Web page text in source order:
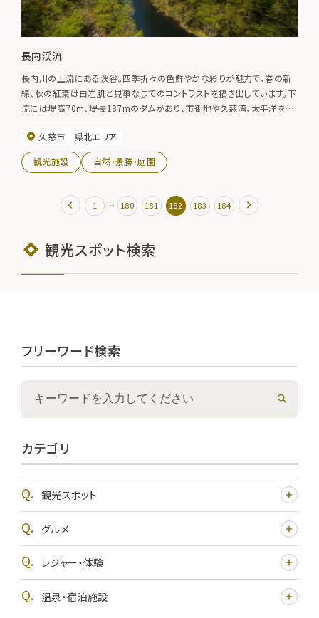
長内渓流
長内川の上流にある渓谷。四季折々の色鮮やかな彩りが魅力で、春の新
緑、秋の紅葉は白岩肌と見事なまでのコントラストを描き出しています。下
流には堤高70m、堤長187mのダムがあり、市街地や久慈湾、太平洋を見
久慈市
県北エリア
観光施設 自然・景勝・庭園
1 … 180 181 182 183 184
観光スポット検索
フリーワード検索
カテゴリ
観光スポット
グルメ
レジャー・体験
温泉・宿泊施設